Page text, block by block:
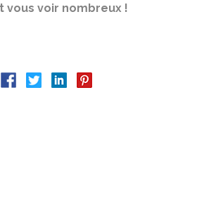
vous voir nombreux !